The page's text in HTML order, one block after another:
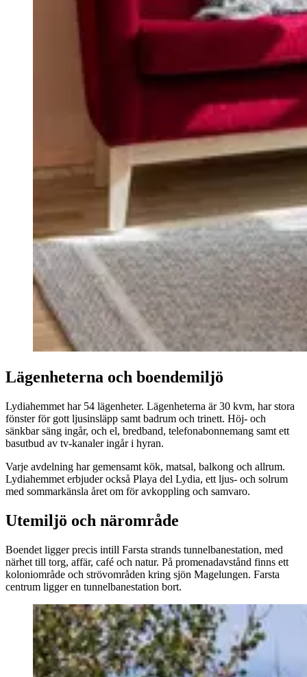
Lägenheterna och boendemiljö
Lydiahemmet har 54 lägenheter. Lägenheterna är 30 kvm, har stora
fönster för gott ljusinsläpp samt badrum och trinett. Höj- och
sänkbar säng ingår, och el, bredband, telefonabonnemang samt ett
basutbud av tv-kanaler ingår i hyran.
Varje avdelning har gemensamt kök, matsal, balkong och allrum.
Lydiahemmet erbjuder också Playa del Lydia, ett ljus- och solrum
med sommarkänsla året om för avkoppling och samvaro.
Utemiljö och närområde
Boendet ligger precis intill Farsta strands tunnelbanestation, med
närhet till torg, affär, café och natur. På promenadavstånd finns ett
koloniområde och strövområden kring sjön Magelungen. Farsta
centrum ligger en tunnelbanestation bort.